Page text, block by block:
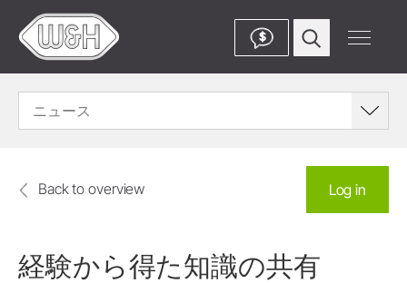
$
ニュース
Back to overview Log in
経験から得た知識の共有